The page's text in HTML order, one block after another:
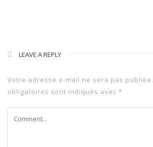
LEAVE A REPLY
Votre adresse e-mail ne sera pas publiée.
obligatoires sont indiqués avec *